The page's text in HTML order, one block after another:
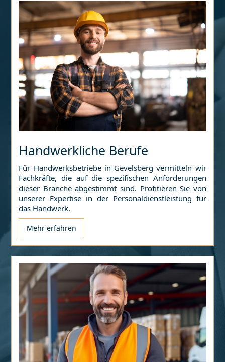
Handwerkliche Berufe
Für Handwerksbetriebe in Gevelsberg vermitteln wir
Fachkräfte, die auf die spezifischen Anforderungen
dieser Branche abgestimmt sind. Profitieren Sie von
unserer Expertise in der Personaldienstleistung für
das Handwerk.
Mehr erfahren